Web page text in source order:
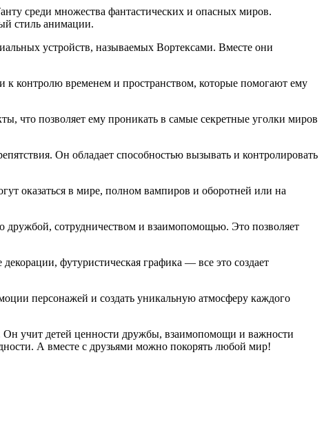
среди множества фантастических и опасных миров.
стиль анимации.
устройств, называемых Вортексами. Вместе они
контролю временем и пространством, которые помогают ему
что позволяет ему проникать в самые секретные уголки миров
Он обладает способностью вызывать и контролировать
оказаться в мире, полном вампиров и оборотней или на
сотрудничеством и взаимопомощью. Это позволяет
футуристическая графика — все это создает
персонажей и создать уникальную атмосферу каждого
учит детей ценности дружбы, взаимопомощи и важности
А вместе с друзьями можно покорять любой мир!